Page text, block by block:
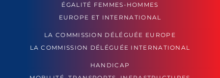
ÉGALITÉ FEMMES-HOMMES
EUROPE ET INTERNATIONAL
LA COMMISSION DÉLÉGUÉE EUROPE
LA COMMISSION DÉLÉGUÉE INTERNATIONAL
HANDICAP